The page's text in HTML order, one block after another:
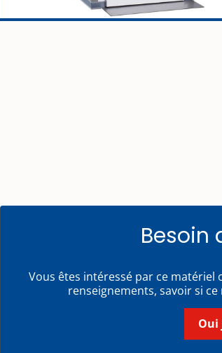
Besoin
Vous êtes intéressé par ce
renseignements, savoir si
Oui